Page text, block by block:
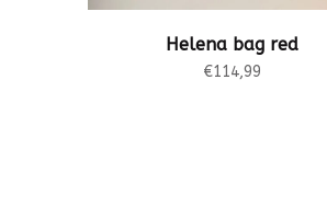
Helena bag red
€114,99